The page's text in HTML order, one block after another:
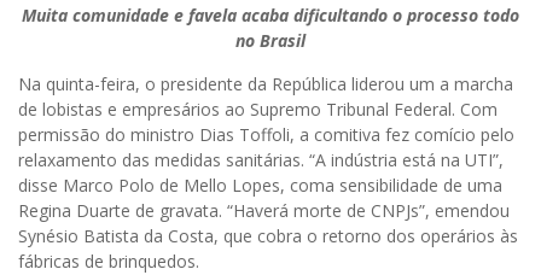
Muita comunidade e favela acaba dificultando o processo todo
no Brasil
Na quinta-feira, o presidente da República liderou um a marcha
de lobistas e empresários ao Supremo Tribunal Federal. Com
permissão do ministro Dias Toffoli, a comitiva fez comício pelo
relaxamento das medidas sanitárias. “A indústria está na UTI”,
disse Marco Polo de Mello Lopes, coma sensibilidade de uma
Regina Duarte de gravata. “Haverá morte de CNPJs”, emendou
Synésio Batista da Costa, que cobra o retorno dos operários às
fábricas de brinquedos.